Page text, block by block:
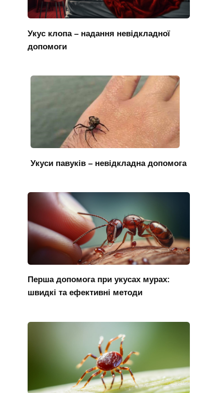
Укус клопа – надання невідкладної
допомоги
Укуси павуків – невідкладна допомога
Перша допомога при укусах мурах:
швидкі та ефективні методи